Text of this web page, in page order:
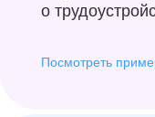
о
Посмотреть